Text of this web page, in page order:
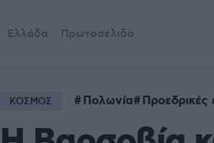
Ελλάδα Πρωτοσέλιδα
ΚΟΣΜΟΣ Πολωνία Προεδρικές